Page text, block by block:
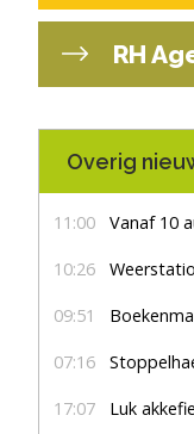
RH
Overig
11:00 Vanaf 10
10:26 Weerstation
09:51 Boekenmarkt
07:16
17:07 Luk